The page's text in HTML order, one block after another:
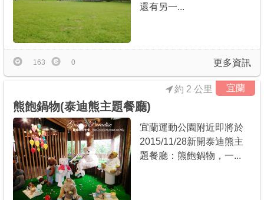
還有另一...
更多資訊
163 0
宜蘭
約 2 公里
熊飽鍋物(泰迪熊主題餐廳)
宜蘭運動公園附近即將於
2015/11/28新開泰迪熊主
題餐廳：熊飽鍋物，一...